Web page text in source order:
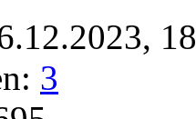
3